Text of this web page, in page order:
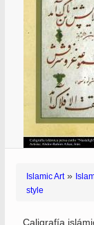
Islamic Art»
style
Caligrafía